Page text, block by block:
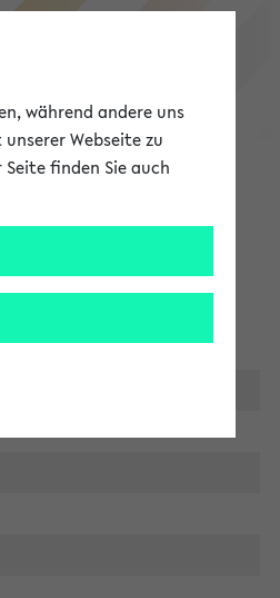
eKVV
während andere uns
Webseite zu
finden Sie auch